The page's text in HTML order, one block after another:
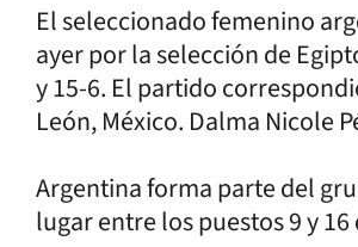
El seleccionado femenino
ayer por la selección de
y 15-6. El partido
León, México. Dalma Nicole
Argentina forma parte del
lugar entre los puestos 9 y